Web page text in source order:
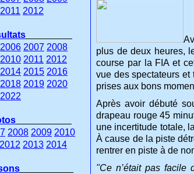
plus de deux heures,
course par la FIA et
vue des spectateurs
prises aux bons
Après avoir débuté
drapeau rouge 45
une incertitude totale,
À cause de la piste
rentrer en piste à de
"Ce n’était pas facile
2011 2012
2006 2007 2008
2010 2011 2012
2014 2015 2016
2018 2019 2020
2022
2008 2009 2010
2012 2013 2014